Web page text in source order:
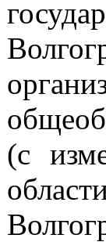
(с